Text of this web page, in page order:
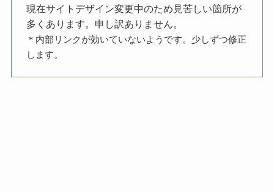
現在サイトデザイン変更中のため見苦しい箇所が
多くあります。申し訳ありません。
＊内部リンクが効いていないようです。少しずつ修正
します。